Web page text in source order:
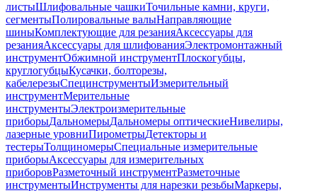
листыШлифовальные чашкиТочильные камни, круги,
сегментыПолировальные валыНаправляющие
шиныКомплектующие для резанияАксессуары для
резанияАксессуары для шлифованияЭлектромонтажный
инструментОбжимной инструментПлоскогубцы,
круглогубцыКусачки, болторезы,
кабелерезыСпецинструментыИзмерительный
инструментМерительные
инструментыЭлектроизмерительные
приборыДальномерыДальномеры оптическиеНивелиры,
лазерные уровниПирометрыДетекторы и
тестерыТолщиномерыСпециальные измерительные
приборыАксессуары для измерительных
приборовРазметочный инструментРазметочные
инструментыИнструменты для нарезки резьбыМаркеры,